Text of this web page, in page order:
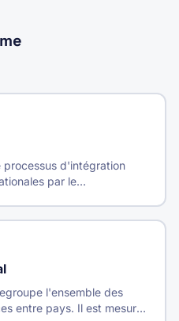
processus d'intégration
par le
l'ensemble des
entre pays. Il est mesuré